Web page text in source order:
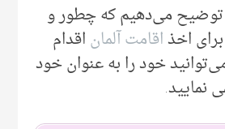
می‌‌دهیم که چطور و
اخذاقامت آلماناقدام
خود را به عنوان خود
نمایید.